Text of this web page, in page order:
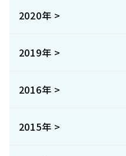
2020年 >
2019年 >
2016年 >
2015年 >